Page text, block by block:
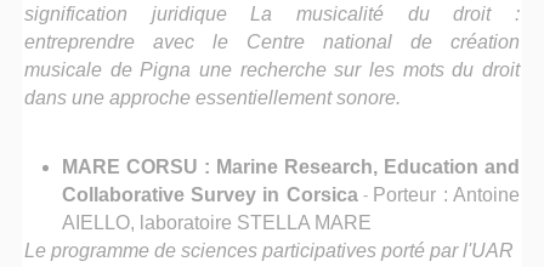
signification juridique La musicalité du droit :
entreprendre avec le Centre national de création
musicale de Pigna une recherche sur les mots du droit
dans une approche essentiellement sonore.
MARE CORSU : Marine Research, Education and
Collaborative Survey in Corsica- Porteur : Antoine
AIELLO, laboratoire STELLA MARE
Le programme de sciences participatives porté par l'UAR